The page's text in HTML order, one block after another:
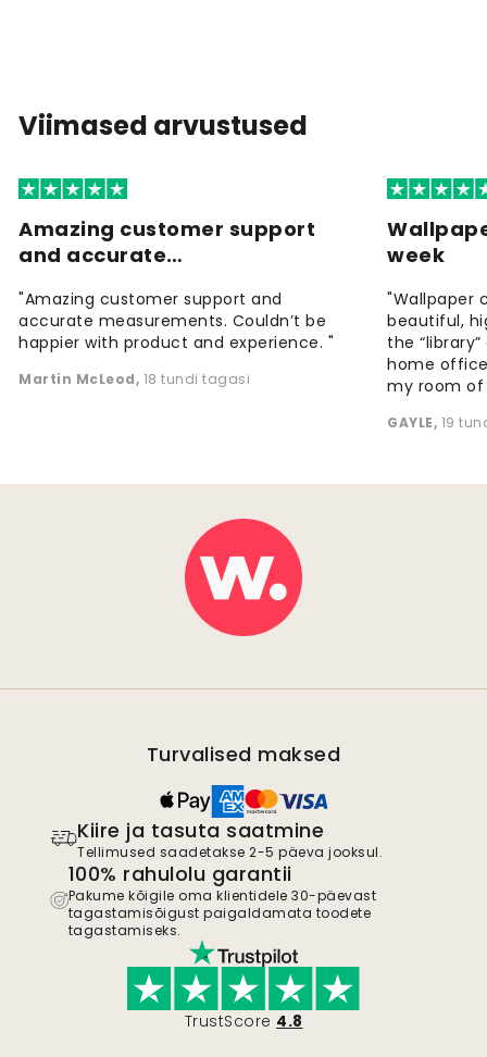
Viimased arvustused
Amazing customer support
and accurate…
"Amazing customer support and
accurate measurements. Couldn’t be
happier with product and experience. "
Martin McLeod, 18 tundi tagasi
week
"Wallpaper
beautiful,
the
home
my room of
GAYLE, 19
Turvalised maksed
Kiire ja tasuta saatmine
Tellimused saadetakse 2-5 päeva jooksul.
100% rahulolu garantii
Pakume kõigile oma klientidele 30-päevast
tagastamisõigust paigaldamata toodete
tagastamiseks.
TrustScore 4.8